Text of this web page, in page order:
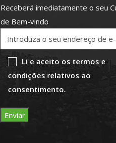
Receberá imediatamente o seu
de Bem-vindo
Li e aceito os termos e
condições relativos ao
consentimento.